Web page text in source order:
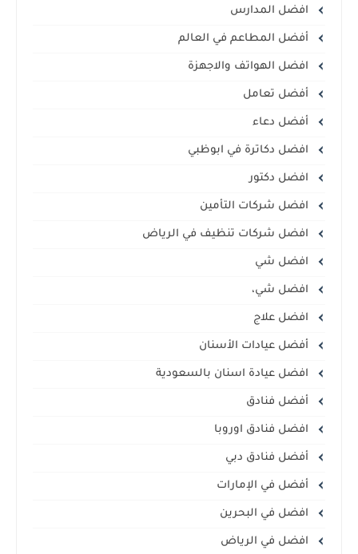
افضل المدارس
أفضل المطاعم في العالم
افضل الهواتف والاجهزة
أفضل تعامل
أفضل دعاء
افضل دكاترة في ابوظبي
افضل دكتور
افضل شركات التأمين
افضل شركات تنظيف في الرياض
افضل شي
افضل شي،
افضل علاج
أفضل عيادات الأسنان
افضل عيادة اسنان بالسعودية
أفضل فنادق
افضل فنادق اوروبا
أفضل فنادق دبي
أفضل في الإمارات
افضل في البحرين
افضل في الرياض